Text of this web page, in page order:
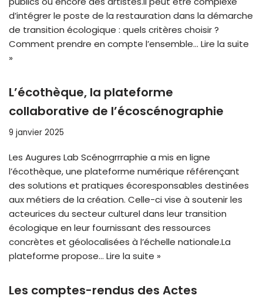
d’intégrer le poste de la restauration dans la démarche
de transition écologique : quels critères choisir ?
Comment prendre en compte l’ensemble… Lire la suite
»
L’écothèque, la plateforme
collaborative de l’écoscénographie
9 janvier 2025
Les Augures Lab Scénogrrraphie a mis en ligne
l’écothèque, une plateforme numérique référençant
des solutions et pratiques écoresponsables destinées
aux métiers de la création. Celle-ci vise à soutenir les
acteurices du secteur culturel dans leur transition
écologique en leur fournissant des ressources
concrètes et géolocalisées à l’échelle nationale.La
plateforme propose… Lire la suite »
Les comptes-rendus des Actes